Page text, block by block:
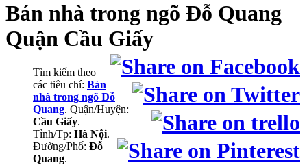
Bán nhà trong ngõ Đỗ Quang
Quận Cầu Giấy
Tìm kiếm theo
các tiêu chí: Bán
nhà trong ngõ Đỗ
Quang. Quận/Huyện:
Cầu Giấy.
Tỉnh/Tp: Hà Nội.
Đường/Phố: Đỗ
Quang.